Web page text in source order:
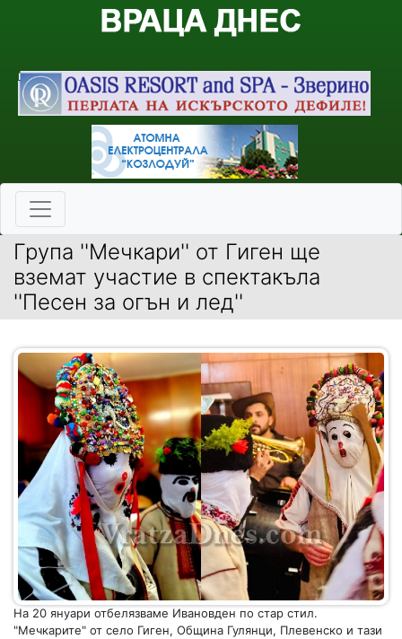
Група ''Мечкари'' от Гиген ще
вземат участие в спектакъла
''Песен за огън и лед''
На 20 януари отбелязваме Ивановден по стар стил.
"Мечкарите" от село Гиген, Община Гулянци, Плевенско и тази